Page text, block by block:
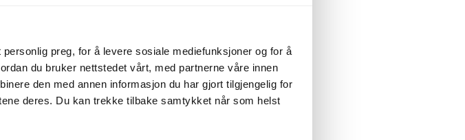
preg, for å levere sosiale mediefunksjoner og for å
du bruker nettstedet vårt, med partnerne våre innen
den med annen informasjon du har gjort tilgjengelig for
deres. Du kan trekke tilbake samtykket når som helst